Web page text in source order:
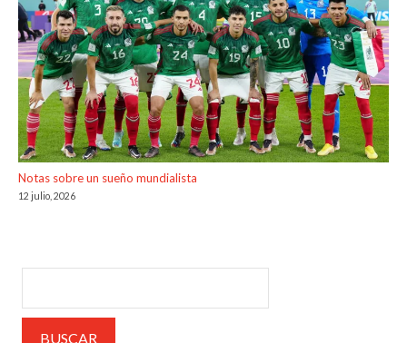
Notas sobre un sueño mundialista
12 julio, 2026